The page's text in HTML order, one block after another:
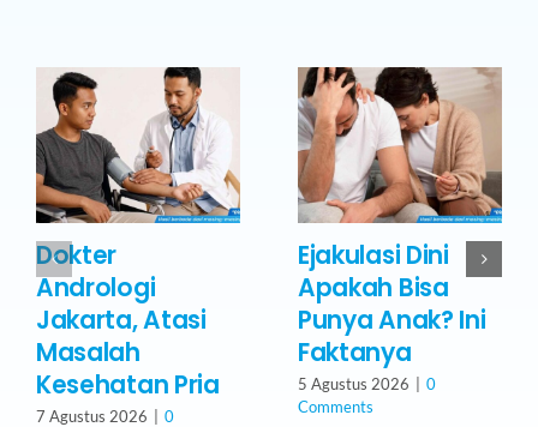
Dokter
Andrologi
Jakarta, Atasi
Masalah
Kesehatan Pria
7 Agustus 2026
0
Ejakulasi Dini
Apakah Bisa
Punya Anak? Ini
Faktanya
5 Agustus 2026
0
Comments